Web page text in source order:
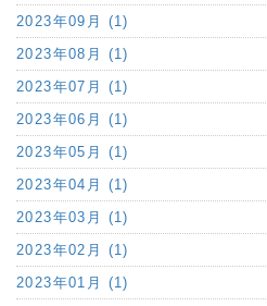
2023年09月 (1)
2023年08月 (1)
2023年07月 (1)
2023年06月 (1)
2023年05月 (1)
2023年04月 (1)
2023年03月 (1)
2023年02月 (1)
2023年01月 (1)